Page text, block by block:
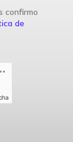
confirmo
de